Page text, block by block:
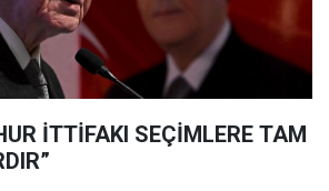
İTTİFAKI SEÇİMLERE TAM